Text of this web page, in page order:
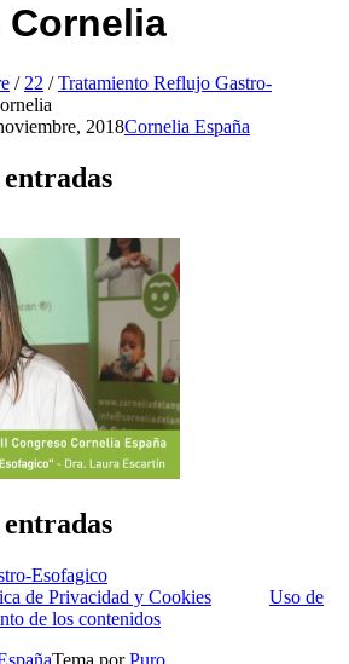
/ 22 / Tratamiento Reflujo Gastro-
2018Cornelia España
Esofagico
de Privacidad y Cookies
Uso de
de los contenidos
Tema porPuro